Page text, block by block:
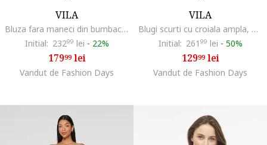
VILA
Bluza fara maneci din bumbac organic cu terminatie cu volane, Roz
Initial: 23299 lei - 22%
17999lei
Vandut de Fashion Days
VILA
Blugi scurti cu croiala ampla, Alb fildes
Initial: 261 99 lei - 50%
12999lei
Vandut de Fashion Days